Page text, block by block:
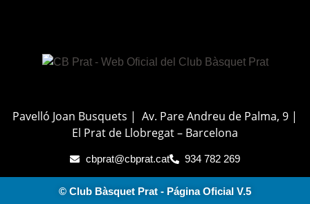
Pavelló Joan Busquets | Av. Pare Andreu de Palma, 9 |
El Prat de Llobregat – Barcelona
cbprat@cbprat.cat 934 782 269
© Club Bàsquet Prat - Página Oficial V.5